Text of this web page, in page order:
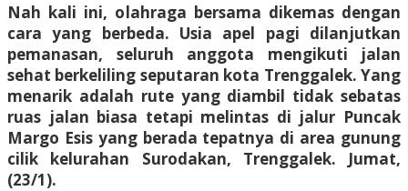
Nah kali ini, olahraga bersama dikemas dengan
cara yang berbeda. Usia apel pagi dilanjutkan
pemanasan, seluruh anggota mengikuti jalan
sehat berkeliling seputaran kota Trenggalek. Yang
menarik adalah rute yang diambil tidak sebatas
ruas jalan biasa tetapi melintas di jalur Puncak
Margo Esis yang berada tepatnya di area gunung
cilik kelurahan Surodakan, Trenggalek. Jumat,
(23/1).